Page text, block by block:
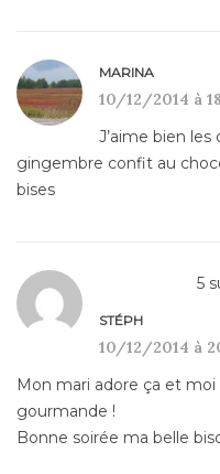
MARINA
10/12/2014 à
J’aime bien les
gingembre confit au
bises
5
STÉPH
10/12/2014 à
Mon mari adore ça et moi
gourmande !
Bonne soirée ma belle